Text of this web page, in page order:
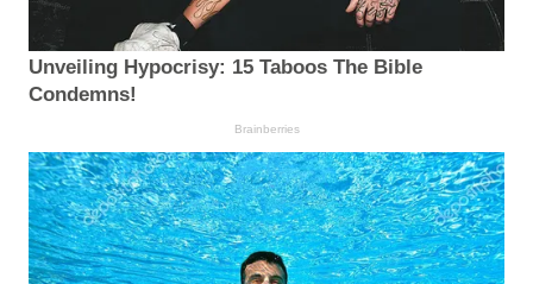
Unveiling Hypocrisy: 15 Taboos The Bible
Condemns!
Brainberries